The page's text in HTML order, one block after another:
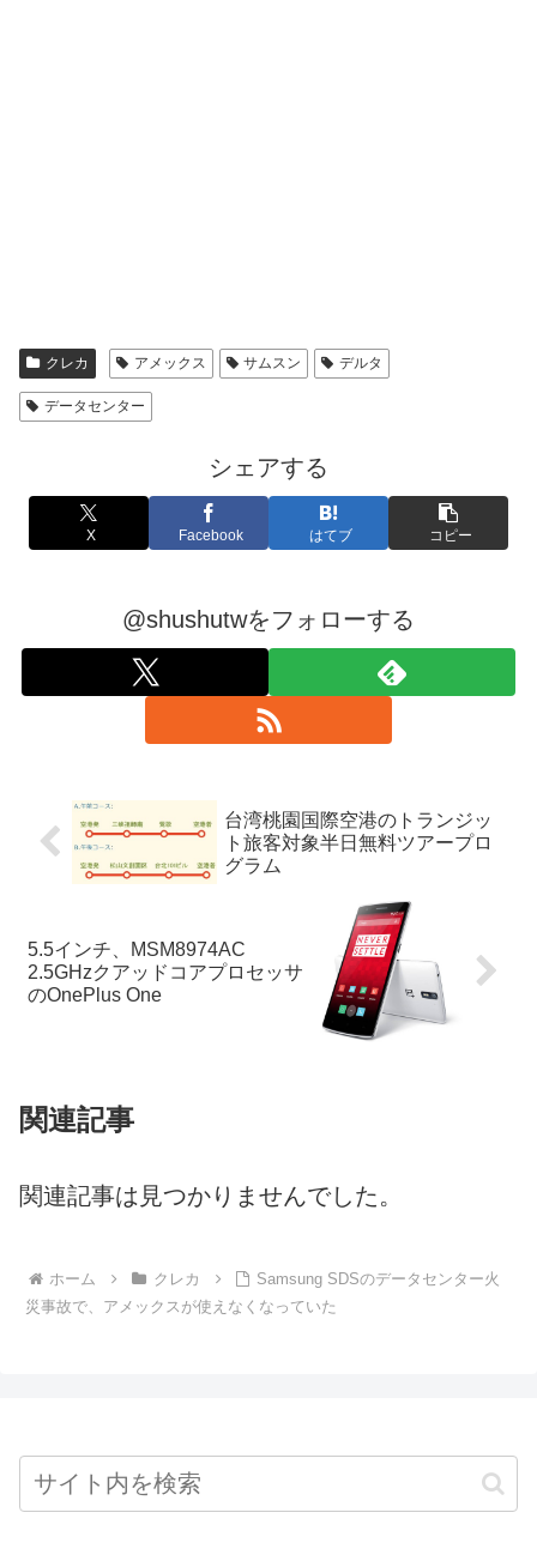
クレカ アメックス サムスン デルタ
データセンター
シェアする
X Facebook はてブ コピー
@shushutwをフォローする
台湾桃園国際空港のトランジッ
ト旅客対象半日無料ツアープロ
グラム
5.5インチ、MSM8974AC
2.5GHzクアッドコアプロセッサ
のOnePlus One
関連記事
関連記事は見つかりませんでした。
ホーム クレカ
Samsung SDSのデータセンター火
災事故で、アメックスが使えなくなっていた